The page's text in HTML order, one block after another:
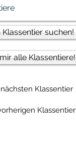
Klassentier suchen!
alle Klassentiere!
Klassentier
Klassentier